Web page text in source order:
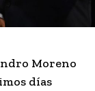
Moreno
días